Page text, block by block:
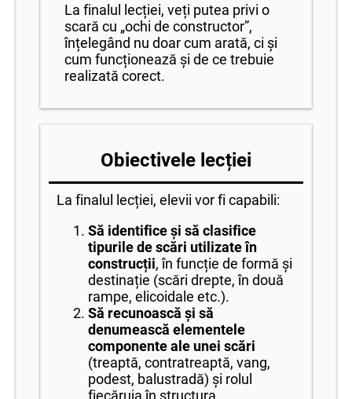
La finalul lecției, veți putea privi o
scară cu „ochi de constructor”,
înțelegând nu doar cum arată, ci și
cum funcționează și de ce trebuie
realizată corect.
Obiectivele lecției
La finalul lecției, elevii vor fi capabili:
Să identifice și să clasifice
tipurile de scări utilizate în
construcții, în funcție de formă și
destinație (scări drepte, în două
rampe, elicoidale etc.).
Să recunoască și să
denumească elementele
componente ale unei scări
(treaptă, contratreaptă, vang,
podest, balustradă) și rolul
fiecăruia în structura